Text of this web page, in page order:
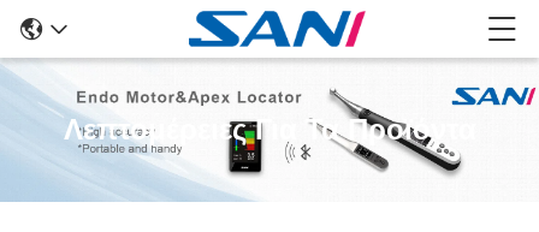
Λεπτομέρειες Για Τα Προϊόντα